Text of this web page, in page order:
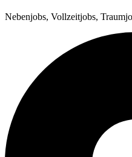
Nebenjobs, Vollzeitjobs,